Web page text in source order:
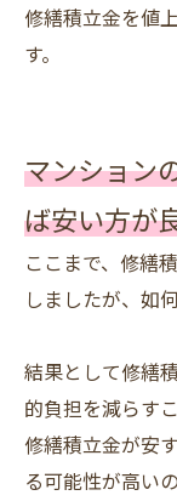
修繕積立金を値
す。
マンション
ば安い方が
ここまで、修繕
しましたが、如
結果として修繕
的負担を減らす
修繕積立金が安
る可能性が高いの